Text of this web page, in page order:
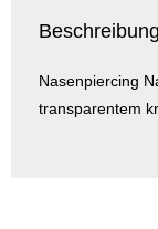
Beschreibung
Nasenpiercing
transparentem